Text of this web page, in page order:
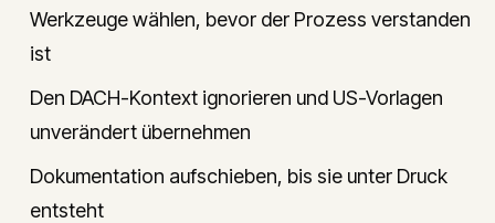
Werkzeuge wählen, bevor der Prozess verstanden
ist
Den DACH-Kontext ignorieren und US-Vorlagen
unverändert übernehmen
Dokumentation aufschieben, bis sie unter Druck
entsteht